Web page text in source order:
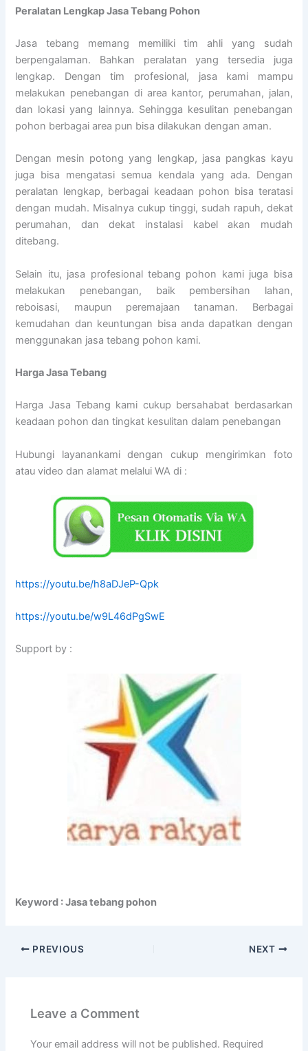
Peralatan Lengkap Jasa Tebang Pohon
Jasa tebang memang memiliki tim ahli yang sudah
berpengalaman. Bahkan peralatan yang tersedia juga
lengkap. Dengan tim profesional, jasa kami mampu
melakukan penebangan di area kantor, perumahan, jalan,
dan lokasi yang lainnya. Sehingga kesulitan penebangan
pohon berbagai area pun bisa dilakukan dengan aman.
Dengan mesin potong yang lengkap, jasa pangkas kayu
juga bisa mengatasi semua kendala yang ada. Dengan
peralatan lengkap, berbagai keadaan pohon bisa teratasi
dengan mudah. Misalnya cukup tinggi, sudah rapuh, dekat
perumahan, dan dekat instalasi kabel akan mudah
ditebang.
Selain itu, jasa profesional tebang pohon kami juga bisa
melakukan penebangan, baik pembersihan lahan,
reboisasi, maupun peremajaan tanaman. Berbagai
kemudahan dan keuntungan bisa anda dapatkan dengan
menggunakan jasa tebang pohon kami.
Harga Jasa Tebang
Harga Jasa Tebang kami cukup bersahabat berdasarkan
keadaan pohon dan tingkat kesulitan dalam penebangan
Hubungi layanankami dengan cukup mengirimkan foto
atau video dan alamat melalui WA di :
https://youtu.be/h8aDJeP-Qpk
https://youtu.be/w9L46dPgSwE
Support by :
Keyword : Jasa tebang pohon
PREVIOUS NEXT
Leave a Comment
Your email address will not be published. Required